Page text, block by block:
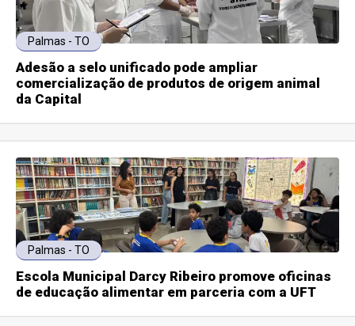
Palmas - TO
Adesão a selo unificado pode ampliar
comercialização de produtos de origem animal
da Capital
Palmas - TO
Escola Municipal Darcy Ribeiro promove oficinas
de educação alimentar em parceria com a UFT